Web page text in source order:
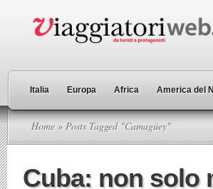
Italia Europa Africa America del
Home » Posts Tagged "Camagüey"
Cuba: non solo